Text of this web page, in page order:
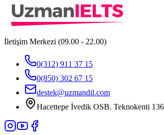
İletişim Merkezi (09.00 - 22.00)
0(312) 911 37 15
0(850) 302 67 15
destek@uzmandil.com
Hacettepe İvedik OSB. Teknokenti